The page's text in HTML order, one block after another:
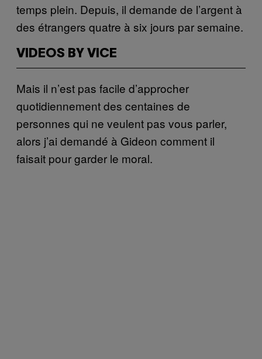
temps plein. Depuis, il demande de l’argent à
des étrangers quatre à six jours par semaine.
VIDEOS BY VICE
Mais il n’est pas facile d’approcher
quotidiennement des centaines de
personnes qui ne veulent pas vous parler,
alors j’ai demandé à Gideon comment il
faisait pour garder le moral.